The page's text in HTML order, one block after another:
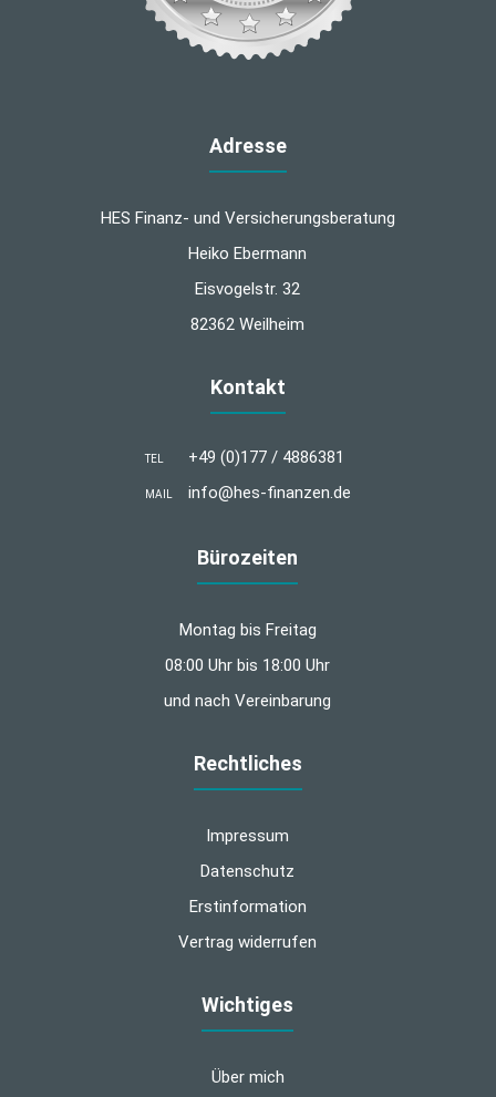
Adresse
HES Finanz- und Versicherungsberatung
Heiko Ebermann
Eisvogelstr. 32
82362 Weilheim
Kontakt
TEL +49 (0)177 / 4886381
MAIL info@hes-finanzen.de
Bürozeiten
Montag bis Freitag
08:00 Uhr bis 18:00 Uhr
und nach Vereinbarung
Rechtliches
Impressum
Datenschutz
Erstinformation
Vertrag widerrufen
Wichtiges
Über mich